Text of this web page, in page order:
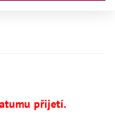
přijetí.